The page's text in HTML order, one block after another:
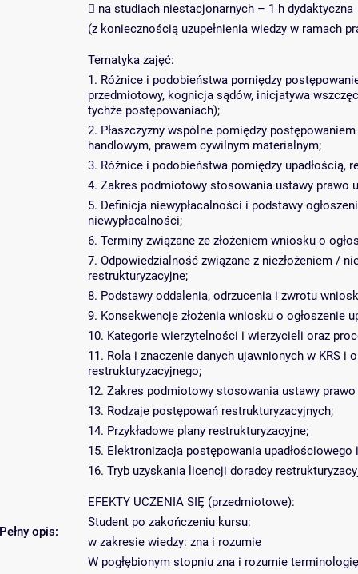
Pełny opis:
 na studiach niestacjonarnych – 1 h dydaktyczna
(z koniecznością uzupełnienia wiedzy w ramach
Tematyka zajęć:
1. Różnice i podobieństwa pomiędzy
przedmiotowy, kognicja sądów, inicjatywa
tychże postępowaniach);
2. Płaszczyzny wspólne pomiędzy
handlowym, prawem cywilnym materialnym;
3. Różnice i podobieństwa pomiędzy upadłością,
4. Zakres podmiotowy stosowania ustawy prawo
5. Definicja niewypłacalności i podstawy
niewypłacalności;
6. Terminy związane ze złożeniem wniosku o
7. Odpowiedzialność związane z niezłożeniem /
restrukturyzacyjne;
8. Podstawy oddalenia, odrzucenia i zwrotu
9. Konsekwencje złożenia wniosku o ogłoszenie
10. Kategorie wierzytelności i wierzycieli oraz
11. Rola i znaczenie danych ujawnionych w KRS
restrukturyzacyjnego;
12. Zakres podmiotowy stosowania ustawy
13. Rodzaje postępowań restrukturyzacyjnych;
14. Przykładowe plany restrukturyzacyjne;
15. Elektronizacja postępowania
16. Tryb uzyskania licencji doradcy
EFEKTY UCZENIA SIĘ (przedmiotowe):
Student po zakończeniu kursu:
w zakresie wiedzy: zna i rozumie
W pogłębionym stopniu zna i rozumie